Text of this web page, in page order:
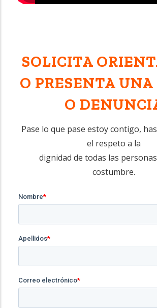
SOLICITA
O PRESENTA
O
Pase lo que pase estoy contigo,
el respeto a la
dignidad de todas las
costumbre.